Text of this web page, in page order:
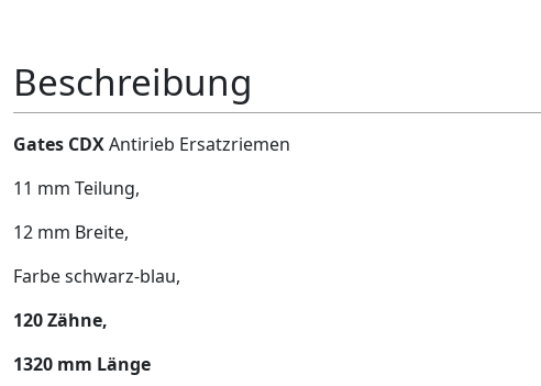
Beschreibung
Gates CDXAntirieb Ersatzriemen
11 mm Teilung,
12 mm Breite,
Farbe schwarz-blau,
120 Zähne,
1320 mm Länge